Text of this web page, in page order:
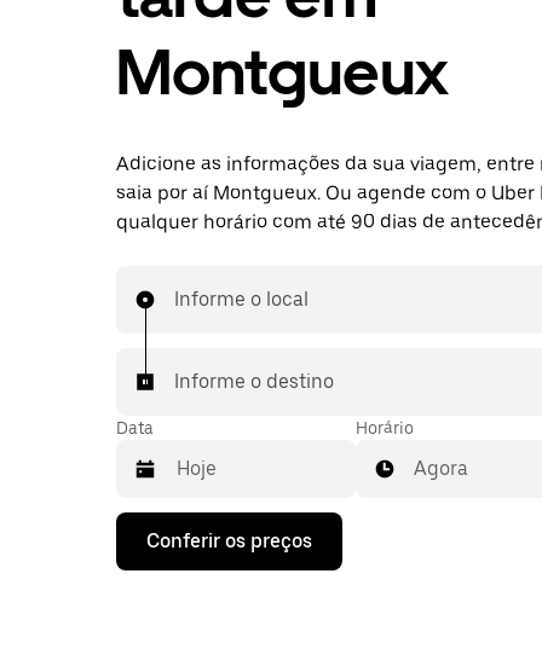
Montgueux
Adicione as informações da sua viagem, entre
saia por aí Montgueux. Ou agende com o Uber
qualquer horário com até 90 dias de
Informe o local
Informe o destino
Data
Pressione
seta
Horário
Agora
Conferir os preços